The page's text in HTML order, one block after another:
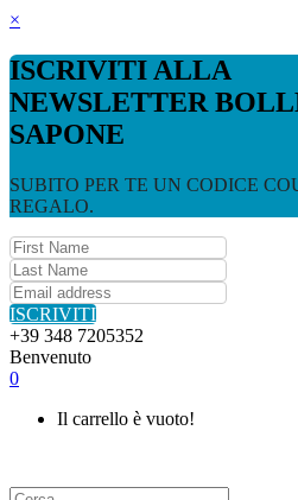
×
ISCRIVITI ALLA
NEWSLETTER
SAPONE
SUBITO PER TE UN CODICE
REGALO.
ISCRIVITI
+39 348 7205352
Benvenuto
0
Il carrello è vuoto!